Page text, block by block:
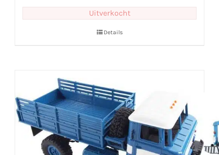
Uitverkocht
Details